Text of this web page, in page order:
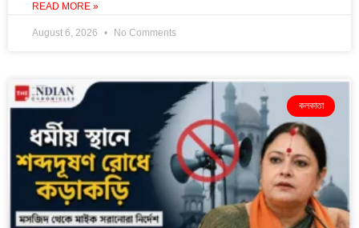
READ MORE »
August 6, 2026 No Comments
কলকাতা